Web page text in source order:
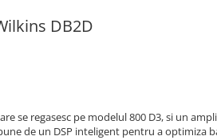
DB2D
se regasesc pe modelul 800 D3, si un
de un DSP inteligent pentru a optimiza